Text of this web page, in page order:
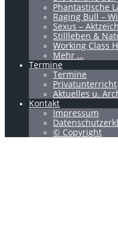
Phantastische
Raging Bull –
Sexus –
Stillleben &
Working Class
Mehr …
Termine
Termine
Privatunterricht
Aktuelles u.
Kontakt
Impressum
© Copyright